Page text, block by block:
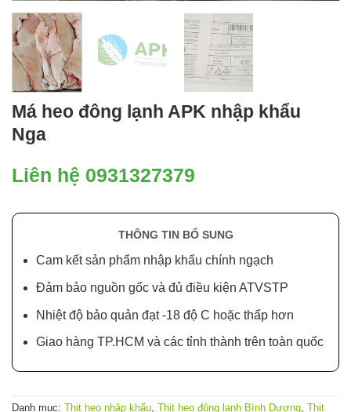
Má heo đông lạnh APK nhập khẩu
Nga
Liên hệ 0931327379
THÔNG TIN BỔ SUNG
Cam kết sản phẩm nhập khẩu chính ngạch
Đảm bảo nguồn gốc và đủ điều kiện ATVSTP
Nhiệt độ bảo quản đạt -18 độ C hoặc thấp hơn
Giao hàng TP.HCM và các tỉnh thành trên toàn quốc
Danh mục: Thịt heo nhập khẩu, Thịt heo đông lạnh Bình Dương, Thịt